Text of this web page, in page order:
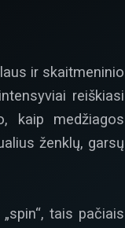
ir skaitmeninio
reiškiasi
kaip medžiagos
ženklų, garsų
tais pačiais